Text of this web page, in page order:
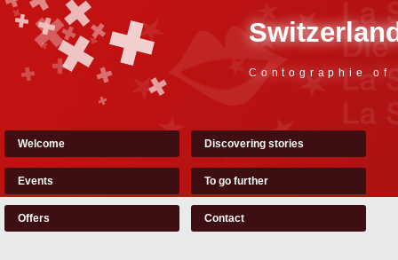
Contographie of
Welcome Discovering stories
Events To go further
Offers Contact